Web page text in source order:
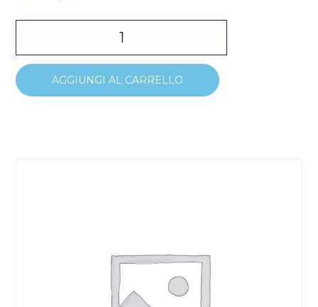
AGGIUNGI AL CARRELLO